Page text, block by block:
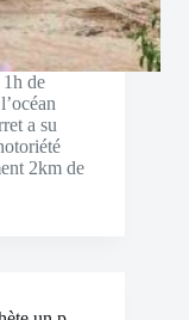
de
a su
2km de